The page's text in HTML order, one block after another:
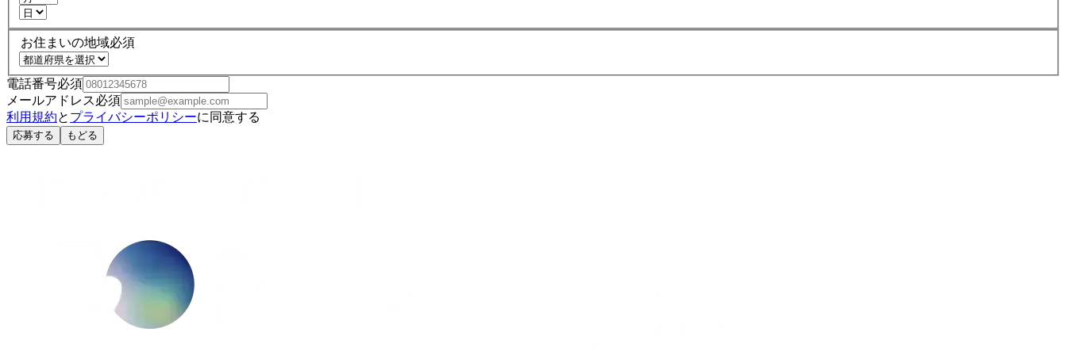
お住まいの地域必須
電話番号必須
メールアドレス必須
利用規約と プライバシーポリシーに同意する
応募する もどる